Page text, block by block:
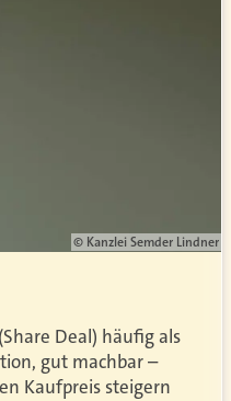
© Kanzlei Semder Lindner
Deal) häufig als
gut machbar –
Kaufpreis steigern